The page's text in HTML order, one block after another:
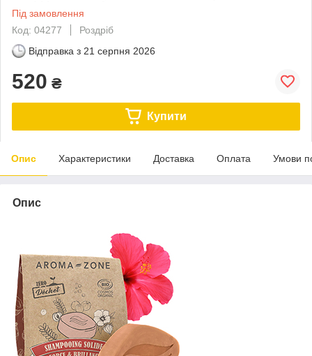
Під замовлення
Код: 04277
Роздріб
Відправка з 21 серпня 2026
520 ₴
Купити
Опис Характеристики Доставка Оплата Умови
Опис